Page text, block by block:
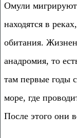
Омули мигрируют
находятся в
обитания.
анадромия, то
там первые годы
море, где
После этого они